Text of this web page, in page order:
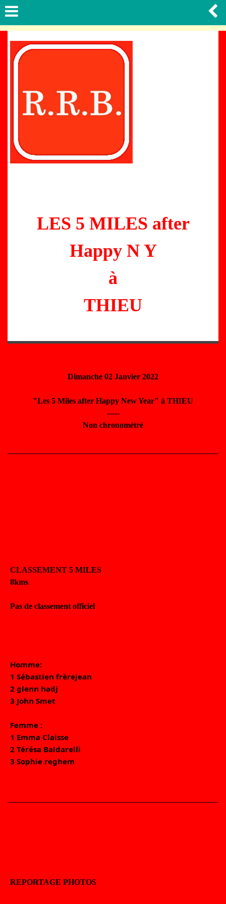
LES 5 MILES after
Happy N Y
à
THIEU
Dimanche 02 Janvier 2022
"Les 5 Miles after Happy New Year" à THIEU
-----
Non chronométré
CLASSEMENT 5 MILES
8kms
Pas de classement officiel
Homme:
1 Sébastien frèrejean
2 glenn hadj
3 John Smet
Femme :
1 Emma Claisse
2 Térésa Baldarelli
3 Sophie reghem
REPORTAGE PHOTOS